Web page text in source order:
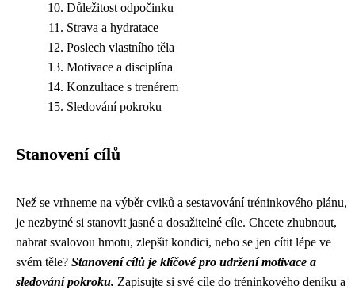
Důležitost odpočinku
Strava a hydratace
Poslech vlastního těla
Motivace a disciplína
Konzultace s trenérem
Sledování pokroku
Stanovení cílů
Než se vrhneme na výběr cviků a sestavování tréninkového plánu,
je nezbytné si stanovit jasné a dosažitelné cíle. Chcete zhubnout,
nabrat svalovou hmotu, zlepšit kondici, nebo se jen cítit lépe ve
svém těle? Stanovení cílů je klíčové pro udržení motivace a
sledování pokroku. Zapisujte si své cíle do tréninkového deníku a